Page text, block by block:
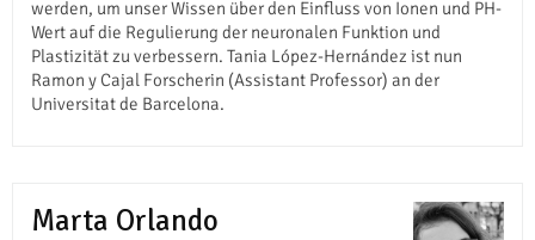
werden, um unser Wissen über den Einfluss von Ionen und PH-
Wert auf die Regulierung der neuronalen Funktion und
Plastizität zu verbessern. Tania López-Hernández ist nun
Ramon y Cajal Forscherin (Assistant Professor) an der
Universitat de Barcelona.
Marta Orlando